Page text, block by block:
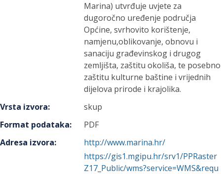
Marina) utvrđuje uvjete za
dugoročno uređenje područja
Općine, svrhovito korištenje,
namjenu,oblikovanje, obnovu i
sanaciju građevinskog i drugog
zemljišta, zaštitu okoliša, te posebno
zaštitu kulturne baštine i vrijednih
dijelova prirode i krajolika.
Vrsta izvora:
skup
Format podataka:
PDF
Adresa izvora:
http://www.marina.hr/
https://gis1.mgipu.hr/srv1/PPRaster
Z17_Public/wms?service=WMS&requ